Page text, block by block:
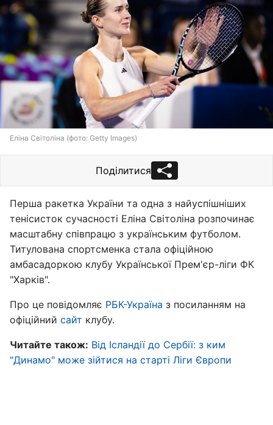
Еліна Світоліна (фото: Getty Images)
Поділитися
Перша ракетка України та одна з найуспішніших
тенісисток сучасності Еліна Світоліна розпочинає
масштабну співпрацю з українським футболом.
Титулована спортсменка стала офіційною
амбасадоркою клубу Української Прем'єр-ліги ФК
"Харків".
Про це повідомляє РБК-Україна з посиланням на
офіційний сайт клубу.
Читайте також: Від Ісландії до Сербії: з ким
"Динамо" може зійтися на старті Ліги Європи